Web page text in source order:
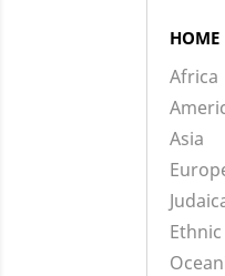
HOME
Africa
Asia